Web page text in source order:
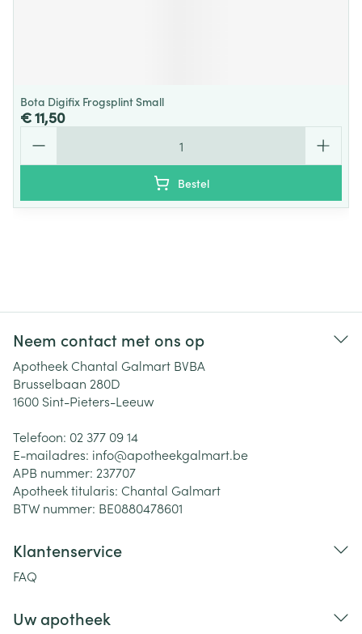
Bota Digifix Frogsplint Small
€ 11,50
Bestel
Neem contact met ons op
Apotheek Chantal Galmart BVBA
Brusselbaan 280D
1600 Sint-Pieters-Leeuw
Telefoon: 02 377 09 14
E-mailadres: info@apotheekgalmart.be
APB nummer: 237707
Apotheek titularis: Chantal Galmart
BTW nummer: BE0880478601
Klantenservice
FAQ
Uw apotheek